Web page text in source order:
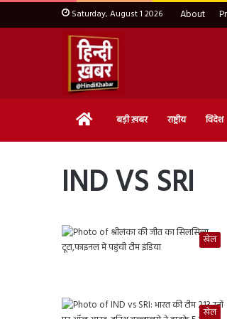
Saturday, August 1 2026 About
Home बड़ी ख़बर राष्ट्रीय विदेश
IND VS SRI
खेल
खेल